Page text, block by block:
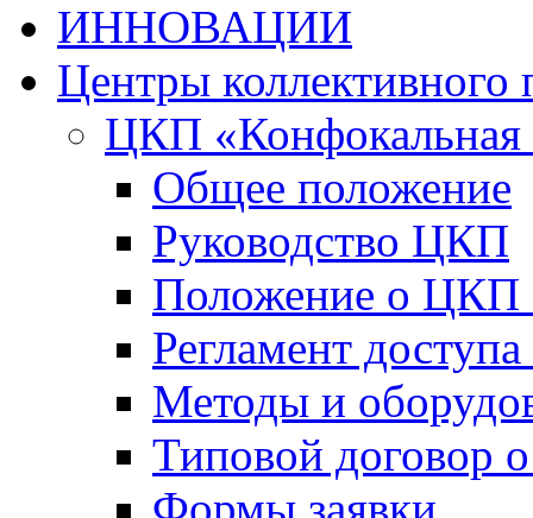
ИННОВАЦИИ
Центры коллективного
ЦКП «Конфокальная
Общее положение
Руководство ЦКП
Положение о
Регламент
Методы и
Типовой договор